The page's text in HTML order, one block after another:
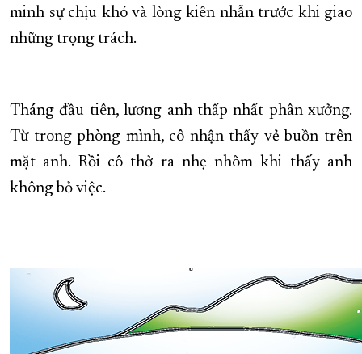
minh sự chịu khó và lòng kiên nhẫn trước khi giao
những trọng trách.
Tháng đầu tiên, lương anh thấp nhất phân xưởng.
Từ trong phòng mình, cô nhận thấy vẻ buồn trên
mặt anh. Rồi cô thở ra nhẹ nhõm khi thấy anh
không bỏ việc.